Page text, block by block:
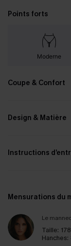
Points forts
Moderne
Coupe & Confort
Design & Matière
Instructions
Mensurations du
Le
Taille:
Hanches: